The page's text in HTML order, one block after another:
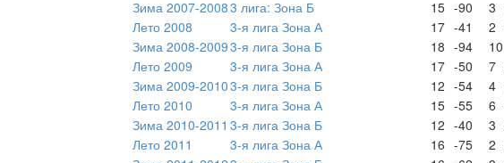
Зима 2007-20083 лига: Зона Б 15 -90 3
Лето 2008
3-я лига Зона А 17 -41 2
Зима 2008-20093-я лига Зона Б 18 -94 10
Лето 2009
3-я лига Зона А 17 -50 7
Зима 2009-20103-я лига Зона Б 12 -54 4
Лето 2010
3-я лига Зона А 15 -55 6
Зима 2010-2011 3-я лига Зона Б 12 -40 3
Лето 2011
3-я лига Зона А 16 -75 2